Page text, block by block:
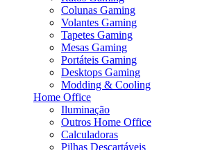
Colunas Gaming
Volantes Gaming
Tapetes Gaming
Mesas Gaming
Portáteis Gaming
Desktops Gaming
Modding & Cooling
Home Office
Iluminação
Outros Home Office
Calculadoras
Pilhas Descartáveis